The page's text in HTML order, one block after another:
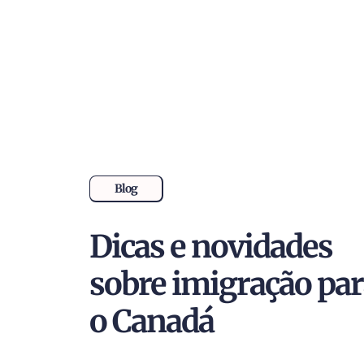
Blog
Dicas e novidades
sobre imigração
o Canadá